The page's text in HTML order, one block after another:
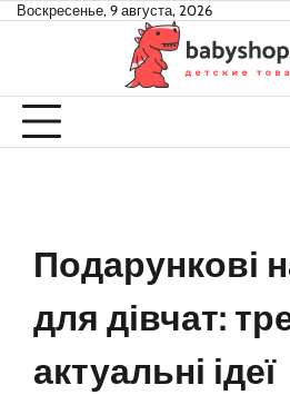
SkipВоскресенье, 9 августа, 2026
Подарункові
для дівчат:
актуальні ідеї